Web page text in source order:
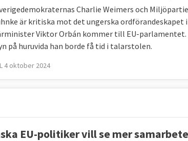
Charlie Weimers och
är kritiska mot det ungerska
Viktor Orbán kommer till EU-parlamentet.
på huruvida han borde få tid i talarstolen.
4 oktober 2024
EU-politiker vill se mer